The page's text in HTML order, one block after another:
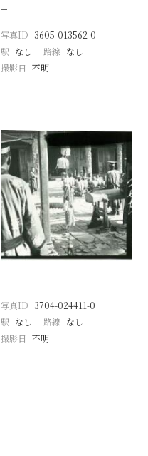
−
写真ID 3605-013562-0
駅 なし 路線 なし
撮影日 不明
−
写真ID 3704-024411-0
駅 なし 路線 なし
撮影日 不明